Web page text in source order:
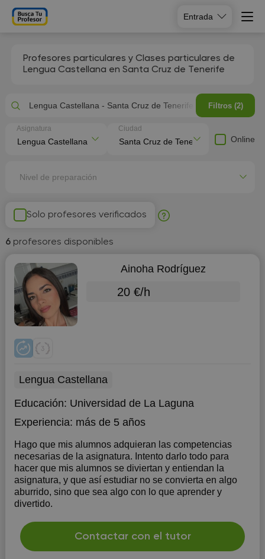
Entrada
Profesores particulares y Clases particulares de
Lengua Castellana en Santa Cruz de Tenerife
Solo profesores verificados
6 profesores disponibles
Ainoha Rodríguez
20 €/h
Lengua Castellana
Educación: Universidad de La Laguna
Experiencia: más de 5 años
Hago que mis alumnos adquieran las competencias
necesarias de la asignatura. Intento darlo todo para
hacer que mis alumnos se diviertan y entiendan la
asignatura, y que así estudiar no se convierta en algo
aburrido, sino que sea algo con lo que aprender y
divertido.
Contactar con el tutor
Lengua Castellana - Santa Cruz de Tenerife Filtros (2)
Asignatura Ciudad
Online
Nivel de preparación